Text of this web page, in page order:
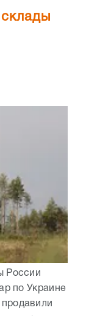
России
по Украине